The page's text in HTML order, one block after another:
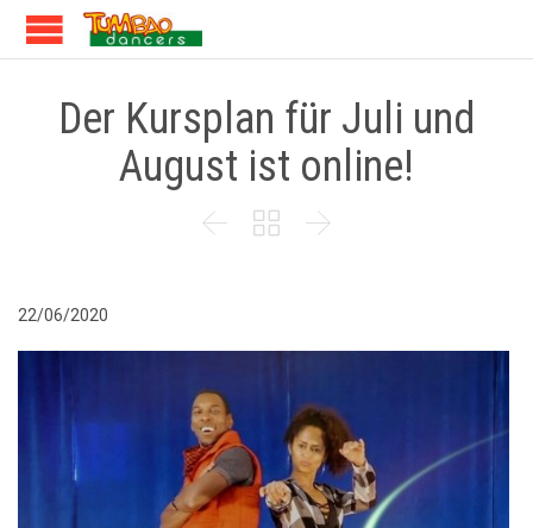
Der Kursplan für Juli und
August ist online!
  
22/06/2020